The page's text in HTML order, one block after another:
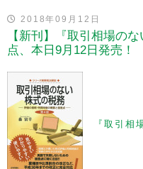
2018年09月12日
【新刊】『取引相場の
点、本日9月12日発売！
『取引